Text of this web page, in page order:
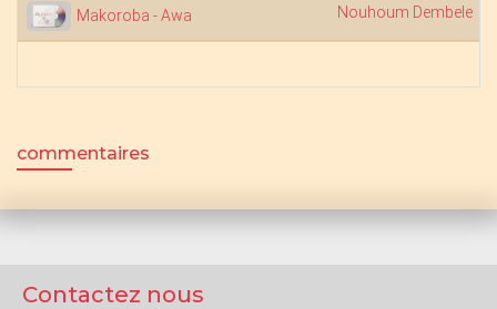
Makoroba - Awa Nouhoum Dembele
commentaires
Contactez nous